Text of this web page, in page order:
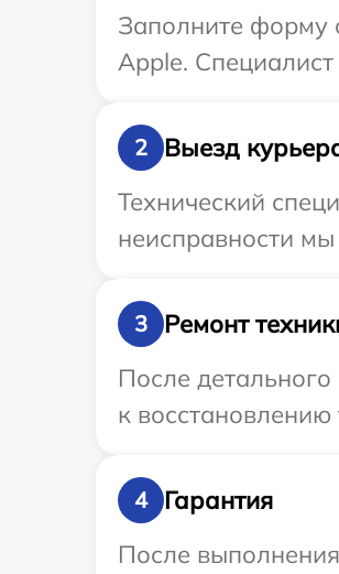
Заполните форму
Apple.
2
Выезд
Технический
неисправности
3
Ремонт
После
к восстановлению
4
Гарантия
После